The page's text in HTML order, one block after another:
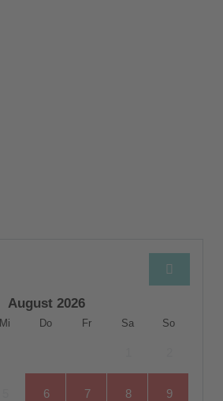
August 2026
Mi Do Fr Sa So
6 7 8 9